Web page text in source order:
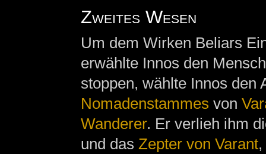
Zweites Wesen
Um dem Wirken Beliars
erwählte Innos den
stoppen, wählte Innos den
Nomadenstammes von
Wanderer. Er verlieh ihm
und das Zepter von Varant,